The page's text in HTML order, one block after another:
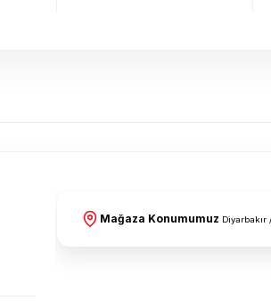
Mağaza Konumumuz Diyarbakır